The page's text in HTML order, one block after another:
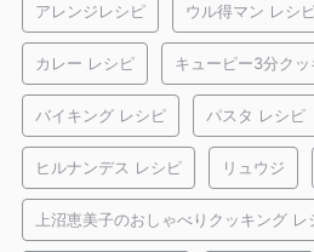
アレンジレシピ ウル得マン レシ
カレー レシピ キューピー3分ク
バイキング レシピ パスタ レシピ
ヒルナンデス レシピ リュウジ
上沼恵美子のおしゃべりクッキング レ